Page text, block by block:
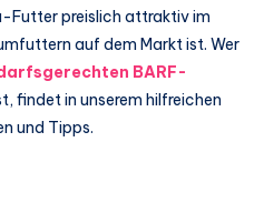
Futter preislich attraktiv im
auf dem Markt ist. Wer
BARF-
findet in unserem hilfreichen
und Tipps.